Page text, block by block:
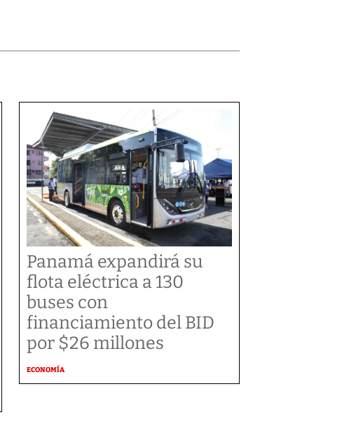
Panamá expandirá su
flota eléctrica a 130
buses con
financiamiento del BID
por $26 millones
ECONOMÍA